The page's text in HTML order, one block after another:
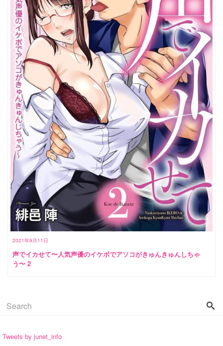
2021年9月11日
声でイカせて〜人気声優のイケボでアソコがきゅんきゅんしちゃ
う〜 2
Tweets by junet_info